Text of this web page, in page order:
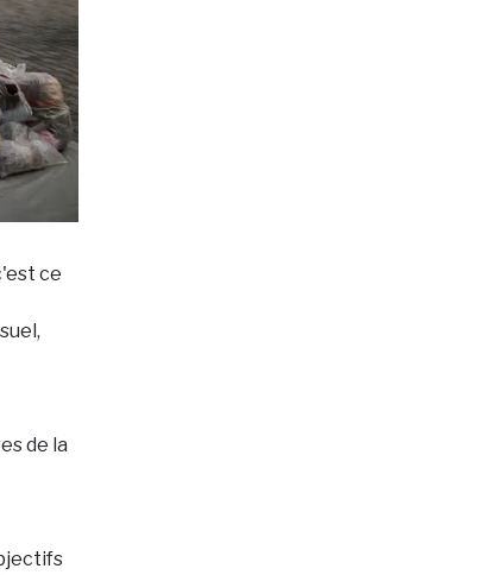
ce
de la